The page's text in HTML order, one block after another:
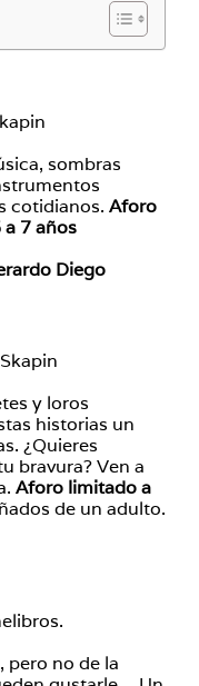
sombras
cotidianos. Aforo
a 7 años
Diego
y loros
historias un
¿Quieres
bravura? Ven a
Aforo limitado a
de un adulto.
pero no de la